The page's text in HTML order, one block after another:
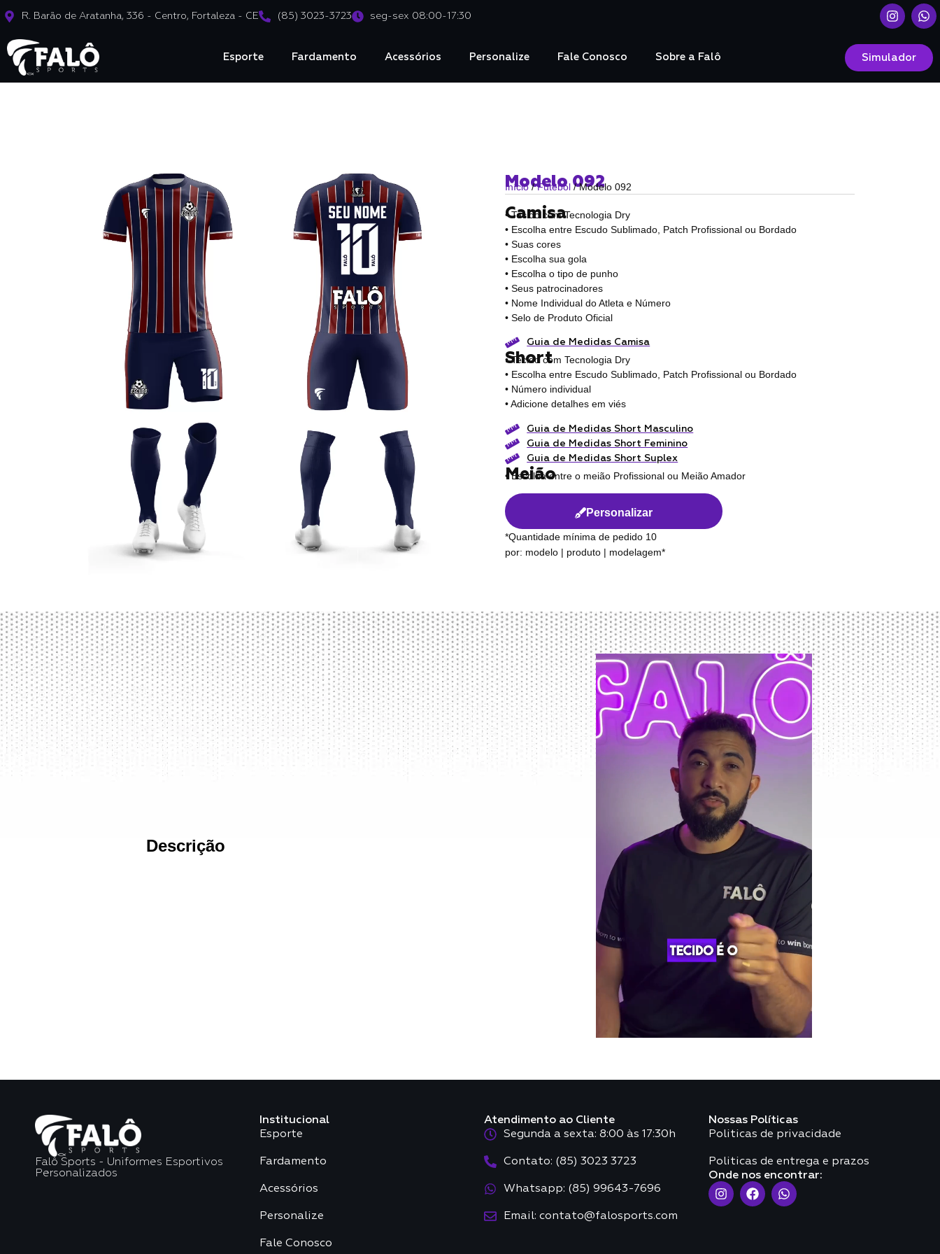
R. Barão de Aratanha, 336 - Centro, Fortaleza - CE (85) 3023-3723 seg-sex 08:00-17:30
Esporte Fardamento Acessórios Personalize Fale Conosco Sobre a Falô Simulador
Modelo 092
Início/Futebol/ Modelo 092
Camisa
• Tecido com Tecnologia Dry
• Escolha entre Escudo Sublimado, Patch Profissional ou Bordado
• Suas cores
• Escolha sua gola
• Escolha o tipo de punho
• Seus patrocinadores
• Nome Individual do Atleta e Número
• Selo de Produto Oficial
Guia de Medidas Camisa
Short
• Tecido com Tecnologia Dry
• Escolha entre Escudo Sublimado, Patch Profissional ou Bordado
• Número individual
• Adicione detalhes em viés
Guia de Medidas Short Masculino
Guia de Medidas Short Feminino
Guia de Medidas Short Suplex
Meião
• Escolha entre o meião Profissional ou Meião Amador
Personalizar
*Quantidade mínima de pedido 10
por: modelo | produto | modelagem*
Descrição
Falô Sports - Uniformes Esportivos
Personalizados
Institucional
Esporte
Fardamento
Acessórios
Personalize
Fale Conosco
Atendimento ao Cliente
Segunda a sexta: 8:00 às 17:30h
Contato: (85) 3023 3723
Whatsapp: (85) 99643-7696
Email: contato@falosports.com
Nossas Políticas
Politicas de privacidade
Politicas de entrega e prazos
Onde nos encontrar: